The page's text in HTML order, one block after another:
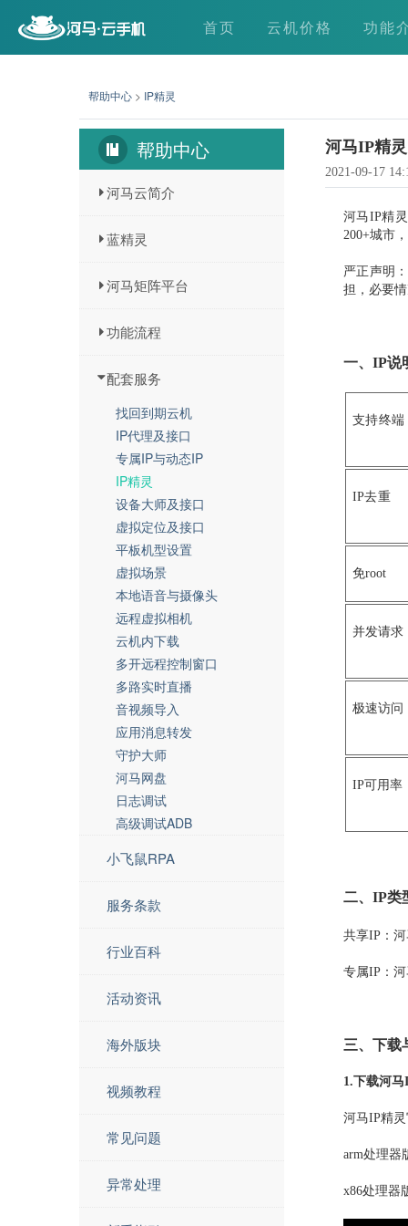
首页 云机价格 功能
帮助中心 > IP精灵
帮助中心
河马云简介
蓝精灵
河马矩阵平台
功能流程
配套服务
找回到期云机
IP代理及接口
专属IP与动态IP
IP精灵
设备大师及接口
虚拟定位及接口
平板机型设置
虚拟场景
本地语音与摄像头
远程虚拟相机
云机内下载
多开远程控制窗口
多路实时直播
音视频导入
应用消息转发
守护大师
河马网盘
日志调试
高级调试ADB
小飞鼠RPA
服务条款
行业百科
活动资讯
海外版块
视频教程
常见问题
异常处理
河马IP精灵
2021-09-17
河马IP精
200+城市
严正声明
担，必要
一、IP说
支持终端
IP去重
免root
并发请求
极速访问
IP可用率
二、IP类
共享IP：
专属IP：
三、下载
1.下载河
河马IP精
arm处理器
x86处理器